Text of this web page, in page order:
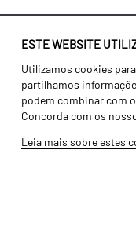
ESTE WEBSITE
Utilizamos cookies
partilhamos
podem combinar com
Concorda com os
Leia mais sobre estes
Identidade
História
Fábrica / Produção
Recursos Humanos